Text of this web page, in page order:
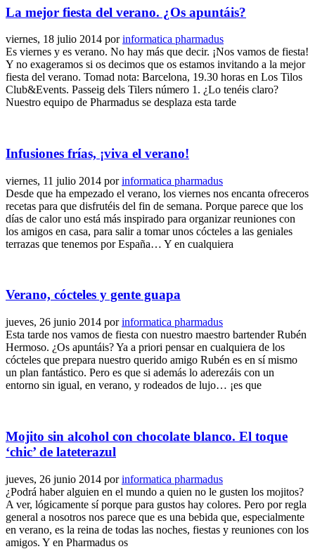
La mejor fiesta del verano. ¿Os apuntáis?
viernes, 18 julio 2014 porinformatica pharmadus
Es viernes y es verano. No hay más que decir. ¡Nos vamos de fiesta!
Y no exageramos si os decimos que os estamos invitando a la mejor
fiesta del verano. Tomad nota: Barcelona, 19.30 horas en Los Tilos
Club&Events. Passeig dels Tilers número 1. ¿Lo tenéis claro?
Nuestro equipo de Pharmadus se desplaza esta tarde
Infusiones frías, ¡viva el verano!
viernes, 11 julio 2014 porinformatica pharmadus
Desde que ha empezado el verano, los viernes nos encanta ofreceros
recetas para que disfrutéis del fin de semana. Porque parece que los
días de calor uno está más inspirado para organizar reuniones con
los amigos en casa, para salir a tomar unos cócteles a las geniales
terrazas que tenemos por España… Y en cualquiera
Verano, cócteles y gente guapa
jueves, 26 junio 2014 porinformatica pharmadus
Esta tarde nos vamos de fiesta con nuestro maestro bartender Rubén
Hermoso. ¿Os apuntáis? Ya a priori pensar en cualquiera de los
cócteles que prepara nuestro querido amigo Rubén es en sí mismo
un plan fantástico. Pero es que si además lo aderezáis con un
entorno sin igual, en verano, y rodeados de lujo… ¡es que
Mojito sin alcohol con chocolate blanco. El toque
‘chic’ de lateterazul
jueves, 26 junio 2014 porinformatica pharmadus
¿Podrá haber alguien en el mundo a quien no le gusten los mojitos?
A ver, lógicamente sí porque para gustos hay colores. Pero por regla
general a nosotros nos parece que es una bebida que, especialmente
en verano, es la reina de todas las noches, fiestas y reuniones con los
amigos. Y en Pharmadus os